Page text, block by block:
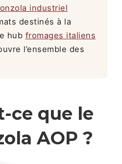
industriel
destinés à la
hub fromages italiens
l’ensemble des
ce que le
AOP ?